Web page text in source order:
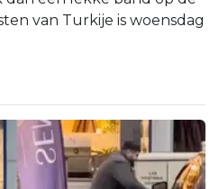
van Turkije is woensdag